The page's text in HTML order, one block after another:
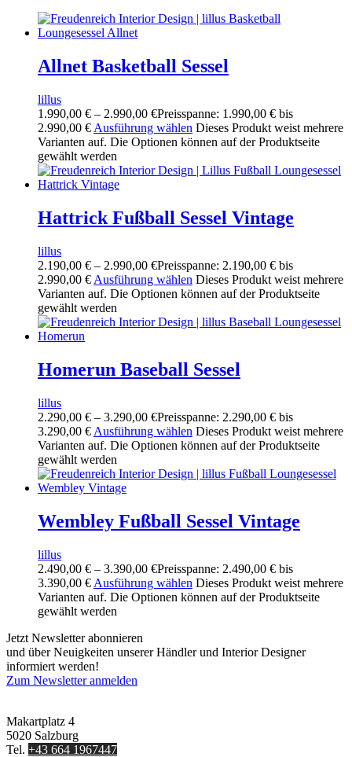
Allnet Basketball Sessel
lillus
1.990,00 € – 2.990,00 €Preisspanne: 1.990,00 € bis
2.990,00 € Ausführung wählen Dieses Produkt weist mehrere
Varianten auf. Die Optionen können auf der Produktseite
gewählt werden
Hattrick Fußball Sessel Vintage
lillus
2.190,00 € – 2.990,00 €Preisspanne: 2.190,00 € bis
2.990,00 € Ausführung wählen Dieses Produkt weist mehrere
Varianten auf. Die Optionen können auf der Produktseite
gewählt werden
Homerun Baseball Sessel
lillus
2.290,00 € – 3.290,00 €Preisspanne: 2.290,00 € bis
3.290,00 € Ausführung wählen Dieses Produkt weist mehrere
Varianten auf. Die Optionen können auf der Produktseite
gewählt werden
Wembley Fußball Sessel Vintage
lillus
2.490,00 € – 3.390,00 €Preisspanne: 2.490,00 € bis
3.390,00 € Ausführung wählen Dieses Produkt weist mehrere
Varianten auf. Die Optionen können auf der Produktseite
gewählt werden
Jetzt Newsletter abonnieren
und über Neuigkeiten unserer Händler und Interior Designer
informiert werden!
Zum Newsletter anmelden
Makartplatz 4
5020 Salzburg
Tel. +43 664 1967447